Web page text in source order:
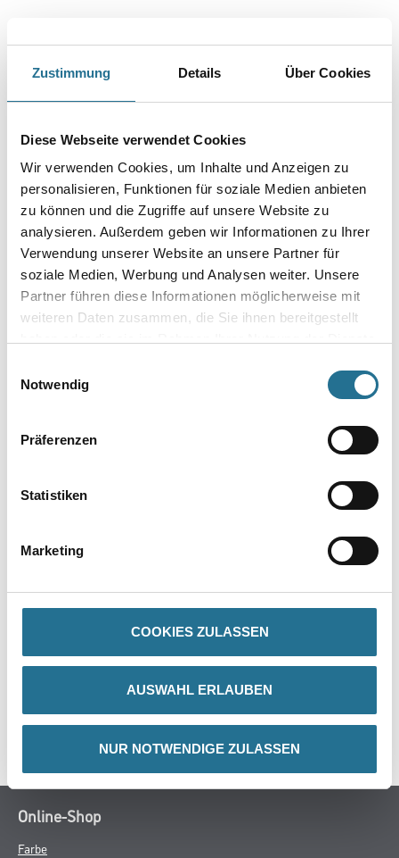
Zustimmung Details Über Cookies
Diese Webseite verwendet Cookies
Wir verwenden Cookies, um Inhalte und Anzeigen zu
personalisieren, Funktionen für soziale Medien anbieten
zu können und die Zugriffe auf unsere Website zu
analysieren. Außerdem geben wir Informationen zu Ihrer
Verwendung unserer Website an unsere Partner für
soziale Medien, Werbung und Analysen weiter. Unsere
Partner führen diese Informationen möglicherweise mit
weiteren Daten zusammen, die Sie ihnen bereitgestellt
Notwendig
Präferenzen
Statistiken
Marketing
COOKIES ZULASSEN
AUSWAHL ERLAUBEN
NUR NOTWENDIGE ZULASSEN
Art-Nr.:4040-002833
Umrechnungsfaktoren
- Dickwandiges, geriffeltes Aluminiumrohr
- Eloxiert
- Mit Klick-System zur festen Arretierung des Farbrollers
GEFAHRENHINWEISE
Online-Shop
Farbe